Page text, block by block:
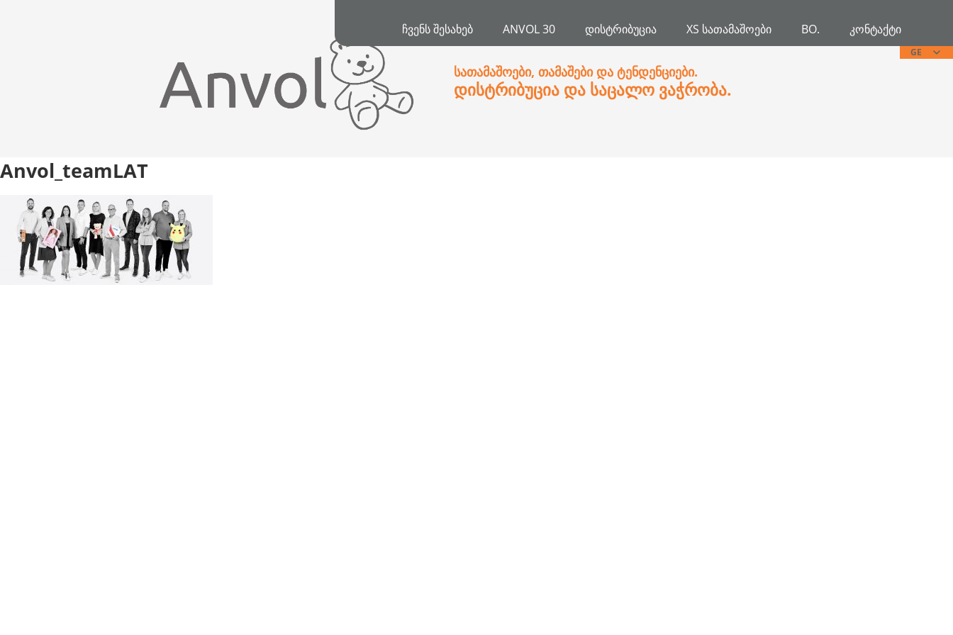
ᲩᲕᲔᲜᲡ ᲨᲔᲡᲐᲮᲔᲑ ANVOL 30 ᲓᲘᲡᲢᲠᲘᲑᲣᲪᲘᲐ XS ᲡᲐᲗᲐᲛᲐᲨᲝᲔᲑᲘ BO. ᲙᲝᲜᲢᲐᲥᲢᲘ
GE
სათამაშოები, თამაშები და ტენდენციები.
დისტრიბუცია და საცალო ვაჭრობა.
Anvol_teamLAT